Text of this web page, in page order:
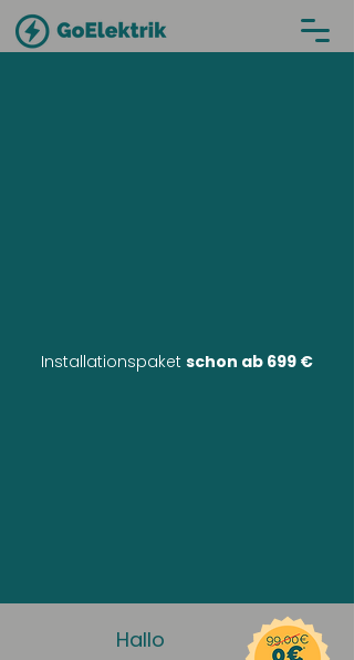
Installationspaket schon ab 699 €
Hallo